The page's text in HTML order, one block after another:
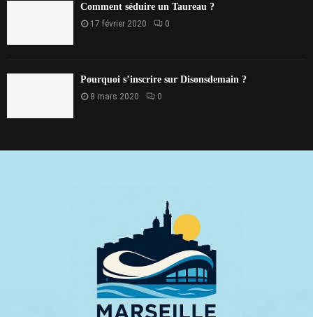
Comment séduire un Taureau ?
17 février 2020 0
Pourquoi s’inscrire sur Disonsdemain ?
8 mars 2020 0